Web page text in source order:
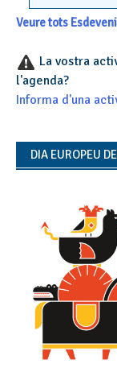
Veure tots
La vostra
l'agenda?
Informa d'una
DIA EUROPEU